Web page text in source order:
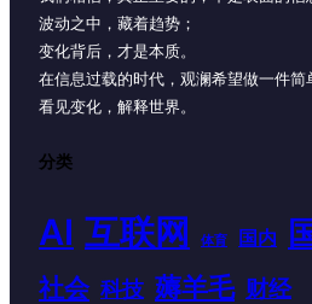
波动之中，藏着趋势；
变化背后，才是本质。
在信息过载的时代，观澜希望做一件简
看见变化，解释世界。
分类
AI 互联网 体育 国内
社会 科技 薅羊毛 财经